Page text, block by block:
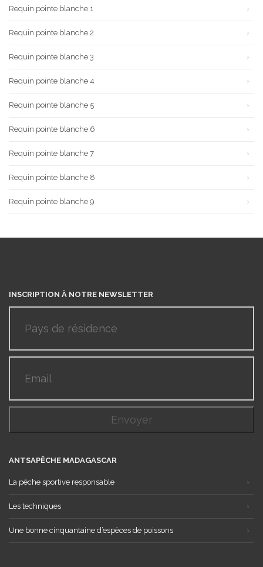
Requin pointe blanche 1
Requin pointe blanche 2
Requin pointe blanche 3
Requin pointe blanche 4
Requin pointe blanche 5
Requin pointe blanche 6
Requin pointe blanche 7
Requin pointe blanche 8
Requin pointe blanche 9
INSCRIPTION À NOTRE NEWSLETTER
ANTSAPÊCHE MADAGASCAR
La pêche sportive responsable
Les techniques
Une bonne cinquantaine d’espèces de poissons